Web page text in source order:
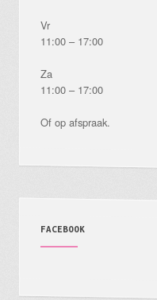
Vr
11:00 – 17:00
Za
11:00 – 17:00
Of op afspraak.
FACEBOOK